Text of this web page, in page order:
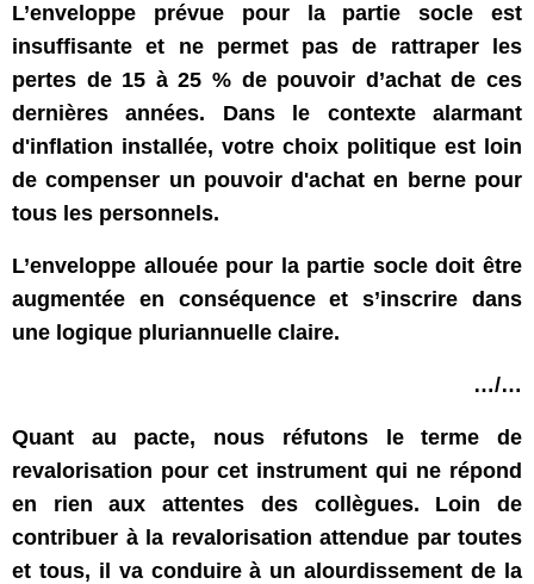
L’enveloppe prévue pour la partie socle est
insuffisante et ne permet pas de rattraper les
pertes de 15 à 25 % de pouvoir d’achat de ces
dernières années. Dans le contexte alarmant
d'inflation installée, votre choix politique est loin
de compenser un pouvoir d'achat en berne pour
tous les personnels.
L’enveloppe allouée pour la partie socle doit être
augmentée en conséquence et s’inscrire dans
une logique pluriannuelle claire.
…/…
Quant au pacte, nous réfutons le terme de
revalorisation pour cet instrument qui ne répond
en rien aux attentes des collègues. Loin de
contribuer à la revalorisation attendue par toutes
et tous, il va conduire à un alourdissement de la